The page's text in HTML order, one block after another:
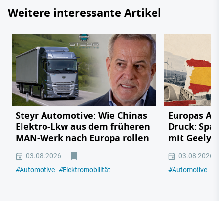
Weitere interessante Artikel
Steyr Automotive: Wie Chinas
Elektro-Lkw aus dem früheren
MAN-Werk nach Europa rollen
03.08.2026
#Automotive #Elektromobilität
Europas
Druck:
mit Geely,
03.08.2026
#Automotive